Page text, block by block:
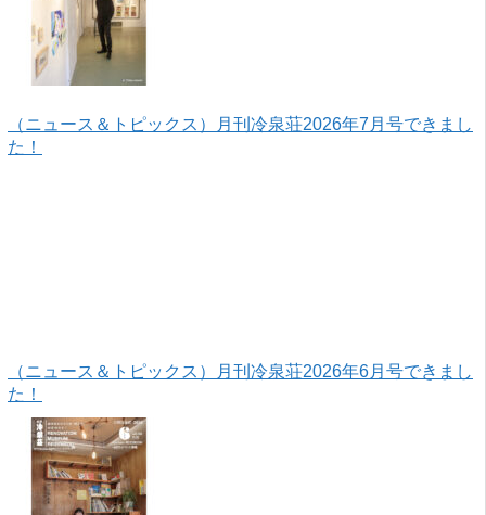
（ニュース＆トピックス）月刊冷泉荘2026年7月号できまし
た！
（ニュース＆トピックス）月刊冷泉荘2026年6月号できまし
た！